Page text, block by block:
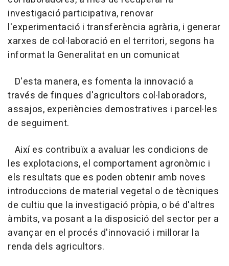
investigació participativa, renovar
l'experimentació i transferència agrària, i generar
xarxes de col·laboració en el territori, segons ha
informat la Generalitat en un comunicat
D'esta manera, es fomenta la innovació a
través de finques d'agricultors col·laboradors,
assajos, experiències demostratives i parcel·les
de seguiment.
Així es contribuïx a avaluar les condicions de
les explotacions, el comportament agronòmic i
els resultats que es poden obtenir amb noves
introduccions de material vegetal o de tècniques
de cultiu que la investigació pròpia, o bé d'altres
àmbits, va posant a la disposició del sector per a
avançar en el procés d'innovació i millorar la
renda dels agricultors.